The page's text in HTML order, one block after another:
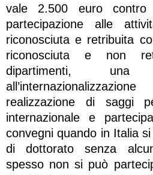
vale 2.500 euro
partecipazione alle
riconosciuta e retribuita
riconosciuta e non
dipartimenti,
realizzazione di saggi
internazionale e
convegni quando in Italia
di dottorato senza
spesso non si può